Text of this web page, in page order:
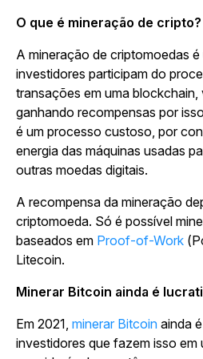
O que é mineração de cripto?
A mineração de criptomoedas
investidores participam do
transações em uma
ganhando recompensas por
é um processo custoso, por
energia das máquinas usadas
outras moedas digitais.
A recompensa da mineração
criptomoeda. Só é possível
baseados em Proof-of-Work
Litecoin.
Minerar Bitcoin ainda é
Em 2021, minerar Bitcoin ainda
investidores que fazem isso em